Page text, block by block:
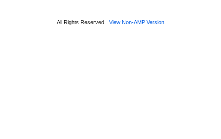
All Rights Reserved View Non-AMP Version